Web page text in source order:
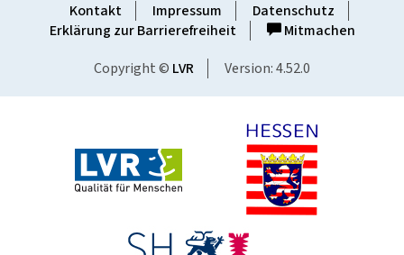
Kontakt Impressum
Datenschutz
Erklärung zur Barrierefreiheit
Mitmachen
Copyright © LVR Version: 4.52.0